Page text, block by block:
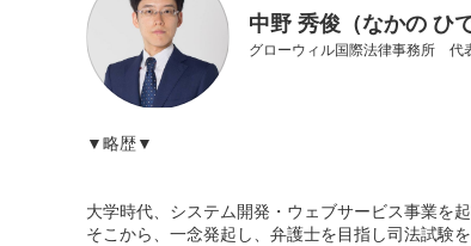
中野 秀俊（なかの ひ
グローウィル国際法律事務所 代
▼略歴▼
大学時代、システム開発・ウェブサービス事業を
そこから、一念発起し、弁護士を目指し司法試験